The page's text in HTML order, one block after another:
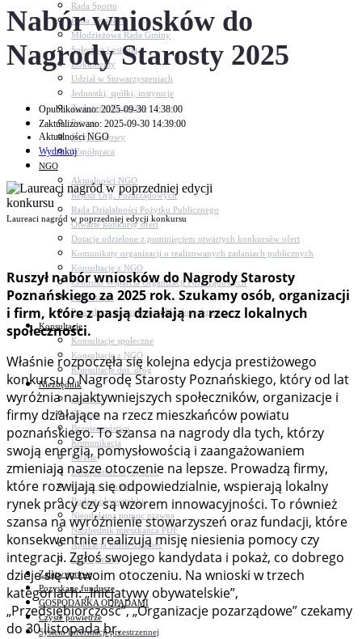
Rada Sportu
Rada Seniorów
Młodzieżowa Rada Gminy
Sołectwa i osiedla
Dokumenty
Udział w Stowarzyszeniach
Jednostki, spółki, instytucje
Zasłużeni dla gminy
Petycje
Język migowy
Współpraca
NGO
Aktualności NGO
Rejestr Org. Pozarządowych
Rada Działalności Pożytku Publicznego
Otwarte konkursy ofert
Dotacje udzielone z pominięciem otwartych konkursów ofert
Komunikaty organizacji o realizowanych zadaniach publicznych
Konsultacje z NGO
Centrum Wsparcia Organizacji Pozarządowych
Wolontariat
Procedury, formularze, pliki do pobrania
Konsultacje
Konsultacje społeczne
Konsultacje z NGO
Konsultacje dot. dróg
Niezbędnik
Zdrowie
Oświata
Bezpieczeństwo
Komunikacja
Parafie
Zarządzanie kryzysowe
C.ześć w gminie!
Budżet obywatelski
Nieodpłatna pomoc prawna
Niezbędnik mieszkańca PDF
Aplikacja mMieszkaniec
Mapa gminy
Załatw sprawę
Pozyskane fundusze
GOSPODARKA ODPADAMI
Czyste powietrze
System Informacji przestrzennej
Nabór wniosków do
Nagrody Starosty 2025
Opublikowano: 2025-09-30 14:38:00
Zaktualizowano: 2025-09-30 14:39:00
Aktualności NGO
Wydrukuj
Laureaci nagród w poprzedniej edycji konkursu
Ruszył nabór wniosków do Nagrody Starosty
Poznańskiego za 2025 rok. Szukamy osób, organizacji
i firm, które z pasją działają na rzecz lokalnych
społeczności.
Właśnie rozpoczęła się kolejna edycja prestiżowego
konkursu o Nagrodę Starosty Poznańskiego, który od lat
wyróżnia najaktywniejszych społeczników, organizacje i
firmy działające na rzecz mieszkańców powiatu
poznańskiego. To szansa na nagrody dla tych, którzy
swoją energią, pomysłowością i zaangażowaniem
zmieniają nasze otoczenie na lepsze. Prowadzą firmy,
które rozwijają się odpowiedzialnie, wspierają lokalny
rynek pracy czy są wzorem innowacyjności. To również
szansa na wyróżnienie stowarzyszeń oraz fundacji, które
konsekwentnie realizują misję niesienia pomocy czy
integracji. Zgłoś swojego kandydata i pokaż, co dobrego
dzieje się w twoim otoczeniu. Na wnioski w trzech
kategoriach: „Inicjatywy obywatelskie”,
„Przedsiębiorczość”, „Organizacje pozarządowe” czekamy
do 30 listopada br.